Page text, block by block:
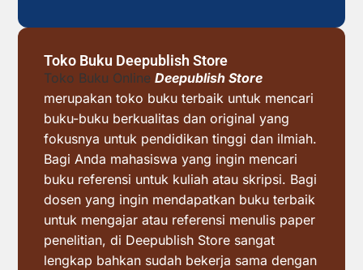
Toko Buku Deepublish Store
Toko Buku Online Deepublish Store
merupakan toko buku terbaik untuk mencari
buku-buku berkualitas dan original yang
fokusnya untuk pendidikan tinggi dan ilmiah.
Bagi Anda mahasiswa yang ingin mencari
buku referensi untuk kuliah atau skripsi. Bagi
dosen yang ingin mendapatkan buku terbaik
untuk mengajar atau referensi menulis paper
penelitian, di Deepublish Store sangat
lengkap bahkan sudah bekerja sama dengan